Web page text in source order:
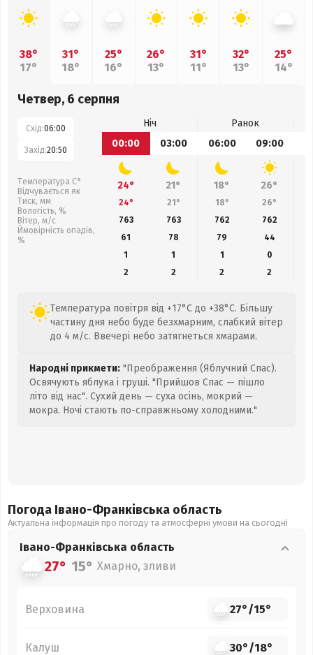
38°
17°
31°
18°
25°
16°
26°
13°
31°
11°
32°
13°
25°
14°
Четвер, 6 серпня
Схід:06:00
Захід:20:50
Температура С°
Відчувається як
Тиск, мм
Вологість, %
Вітер, м/с
Ймовірність опадів,
%
Ніч
Ранок
00:00
03:00 06:00 09:00
24° 21° 18° 26°
24° 21° 18° 26°
763
763 762 762
61
78 79 44
1
1 1
0
2
2 2 2
Температура повітря від +17°C до +38°C. Більшу
частину дня небо буде безхмарним, слабкий вітер
до 4 м/с. Ввечері небо затягнеться хмарами.
Народні прикмети: "Преображення (Яблучний Спас).
Освячують яблука і груші. "Прийшов Спас — пішло
літо від нас". Сухий день — суха осінь, мокрий —
мокра. Ночі стають по-справжньому холодними."
Погода Івано-Франківська область
Актуальна інформація про погоду та атмосферні умови на сьогодні
Івано-Франківська область
27° 15° Хмарно, зливи
Верховина 27°/15°
Калуш 30°/18°